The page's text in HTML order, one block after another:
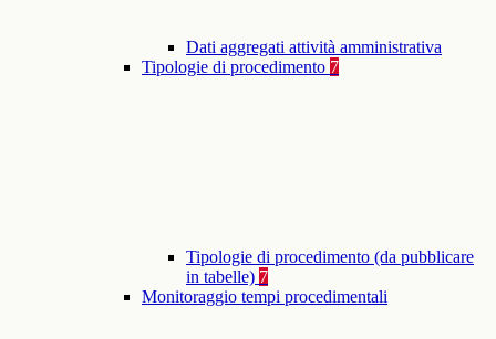
Dati aggregati attività amministrativa
Tipologie di procedimento 7
Tipologie di procedimento (da pubblicare
in tabelle) 7
Monitoraggio tempi procedimentali